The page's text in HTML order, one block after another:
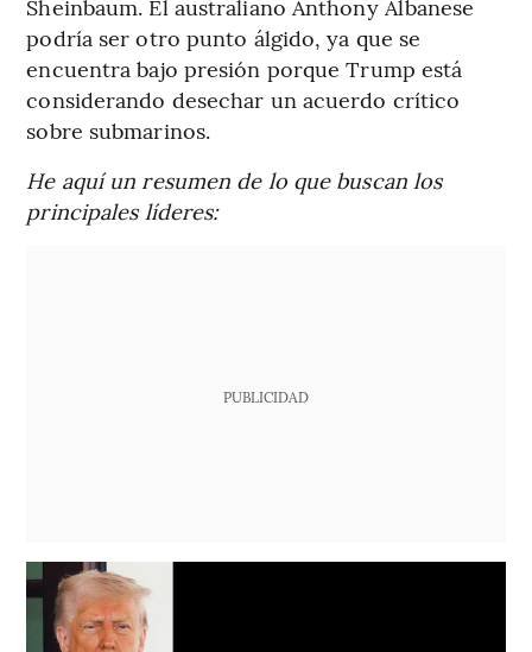
Sheinbaum. El australiano Anthony Albanese
podría ser otro punto álgido, ya que se
encuentra bajo presión porque Trump está
considerando desechar un acuerdo crítico
sobre submarinos.
He aquí un resumen de lo que buscan los
principales líderes:
PUBLICIDAD